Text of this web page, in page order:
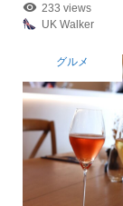
233 views
UK Walker
グルメ